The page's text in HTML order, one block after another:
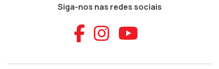
Siga-nos nas redes sociais
Aceder ao
Aceder ao
Aceder